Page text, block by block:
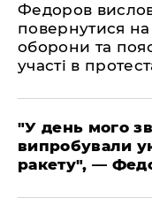
​Федоров
повернутися на
оборони та
участі в
​"У день мого
випробували
ракету", —